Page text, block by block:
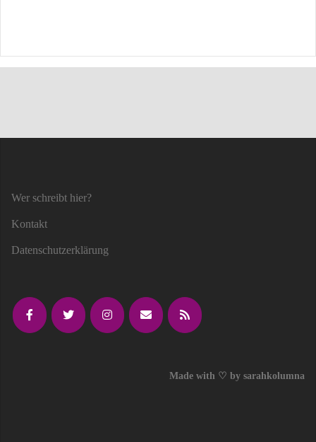
Wer schreibt hier?
Kontakt
Datenschutzerklärung
Made with ♡ by sarahkolumna